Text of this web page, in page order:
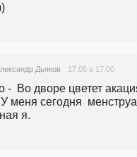
Дьяков 17.05 в 17:00
-  Во дворе цветет
меня сегодня
я.